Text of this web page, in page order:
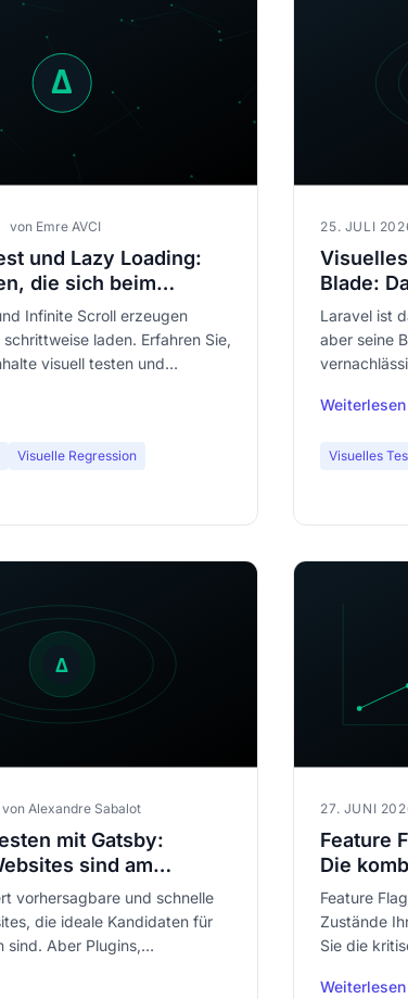
von Emre AVCI
und Lazy Loading:
die sich beim
Infinite Scroll erzeugen
laden. Erfahren Sie,
visuell testen und
Visuelle Regression
25. JULI
Blade:
Laravel ist
aber seine
Visuelles
von Alexandre Sabalot
mit Gatsby:
sind am
zu testen
vorhersagbare und schnelle
die ideale Kandidaten für
sind. Aber Plugins,
unbemerkt zerstören.
27. JUNI
Feature
Die
Ihrer
Feature
Zustände
Sie die